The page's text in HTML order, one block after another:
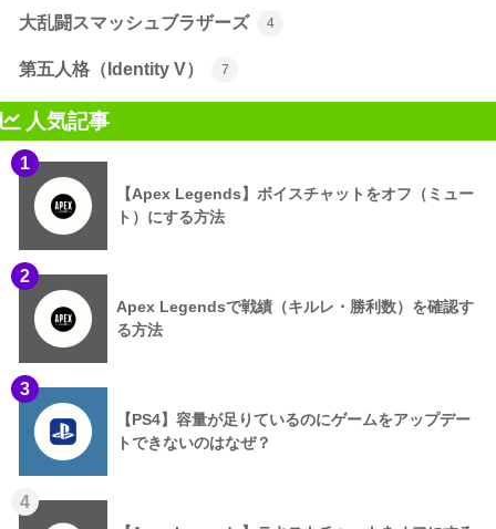
大乱闘スマッシュブラザーズ 4
第五人格（Identity V） 7
人気記事
1
【Apex Legends】ボイスチャットをオフ（ミュー
ト）にする方法
2
Apex Legendsで戦績（キルレ・勝利数）を確認す
る方法
3
【PS4】容量が足りているのにゲームをアップデー
トできないのはなぜ？
4